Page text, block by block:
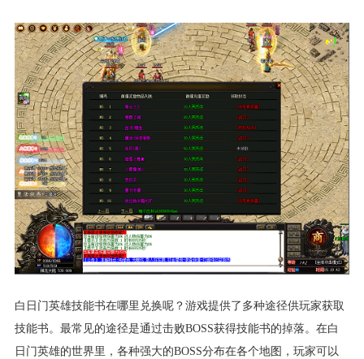
白日门英雄技能书在哪里兑换呢？游戏提供了多种途径供玩家获取
技能书。最常见的途径是通过击败BOSS获得技能书的掉落。在白
日门英雄的世界里，各种强大的BOSS分布在各个地图，玩家可以